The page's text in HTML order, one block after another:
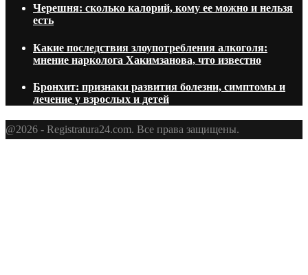
Черешня: сколько калорий, кому ее можно и нельзя
есть
Какие последствия злоупотребления алкоголя:
мнение нарколога Хакимзанова, что известно
Бронхит: признаки развития болезни, симптомы и
лечение у взрослых и детей
@2026 - Registratura24.com. Все права защищены.